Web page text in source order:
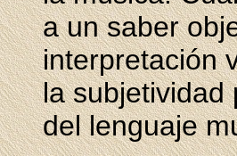
a un saber
interpretación
la subjetividad
del lenguaje